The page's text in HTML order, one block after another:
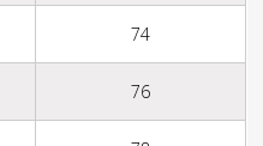
74
76